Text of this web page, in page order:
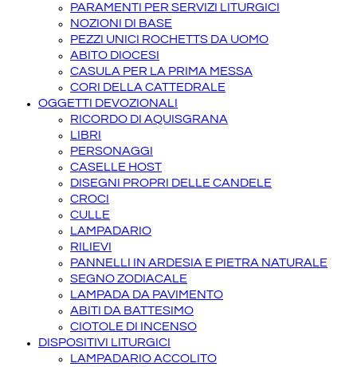
PARAMENTI PER SERVIZI LITURGICI
NOZIONI DI BASE
PEZZI UNICI ROCHETTS DA UOMO
ABITO DIOCESI
CASULA PER LA PRIMA MESSA
CORI DELLA CATTEDRALE
OGGETTI DEVOZIONALI
RICORDO DI AQUISGRANA
LIBRI
PERSONAGGI
CASELLE HOST
DISEGNI PROPRI DELLE CANDELE
CROCI
CULLE
LAMPADARIO
RILIEVI
PANNELLI IN ARDESIA E PIETRA NATURALE
SEGNO ZODIACALE
LAMPADA DA PAVIMENTO
ABITI DA BATTESIMO
CIOTOLE DI INCENSO
DISPOSITIVI LITURGICI
LAMPADARIO ACCOLITO